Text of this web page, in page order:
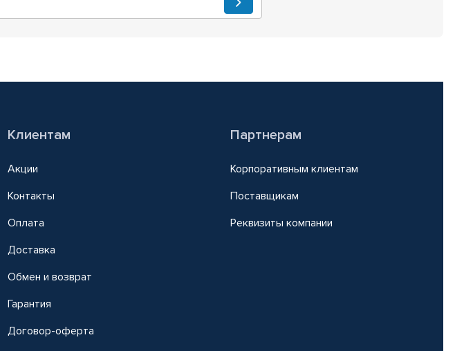
Клиентам
Акции
Контакты
Оплата
Доставка
Обмен и возврат
Гарантия
Договор-оферта
Партнерам
Корпоративным клиентам
Поставщикам
Реквизиты компании